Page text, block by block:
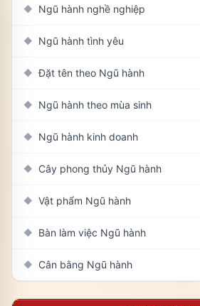
◆ Ngũ hành nghề nghiệp
◆ Ngũ hành tình yêu
◆ Đặt tên theo Ngũ hành
◆ Ngũ hành theo mùa sinh
◆ Ngũ hành kinh doanh
◆ Cây phong thủy Ngũ hành
◆ Vật phẩm Ngũ hành
◆ Bàn làm việc Ngũ hành
◆ Cân bằng Ngũ hành